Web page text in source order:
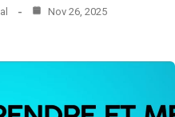
Nov 26, 2025